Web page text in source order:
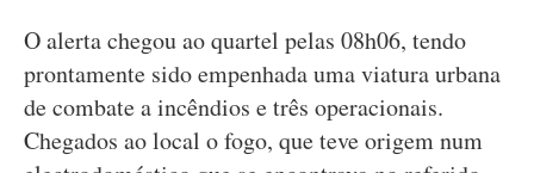
O alerta chegou ao quartel pelas 08h06, tendo
prontamente sido empenhada uma viatura urbana
de combate a incêndios e três operacionais.
Chegados ao local o fogo, que teve origem num